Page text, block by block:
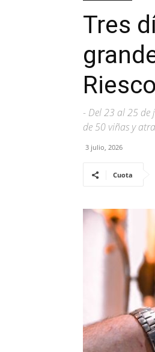
Tres
Riesco
- Del 23 al 25
de 50 viñas y
3 julio, 2026
Cuota